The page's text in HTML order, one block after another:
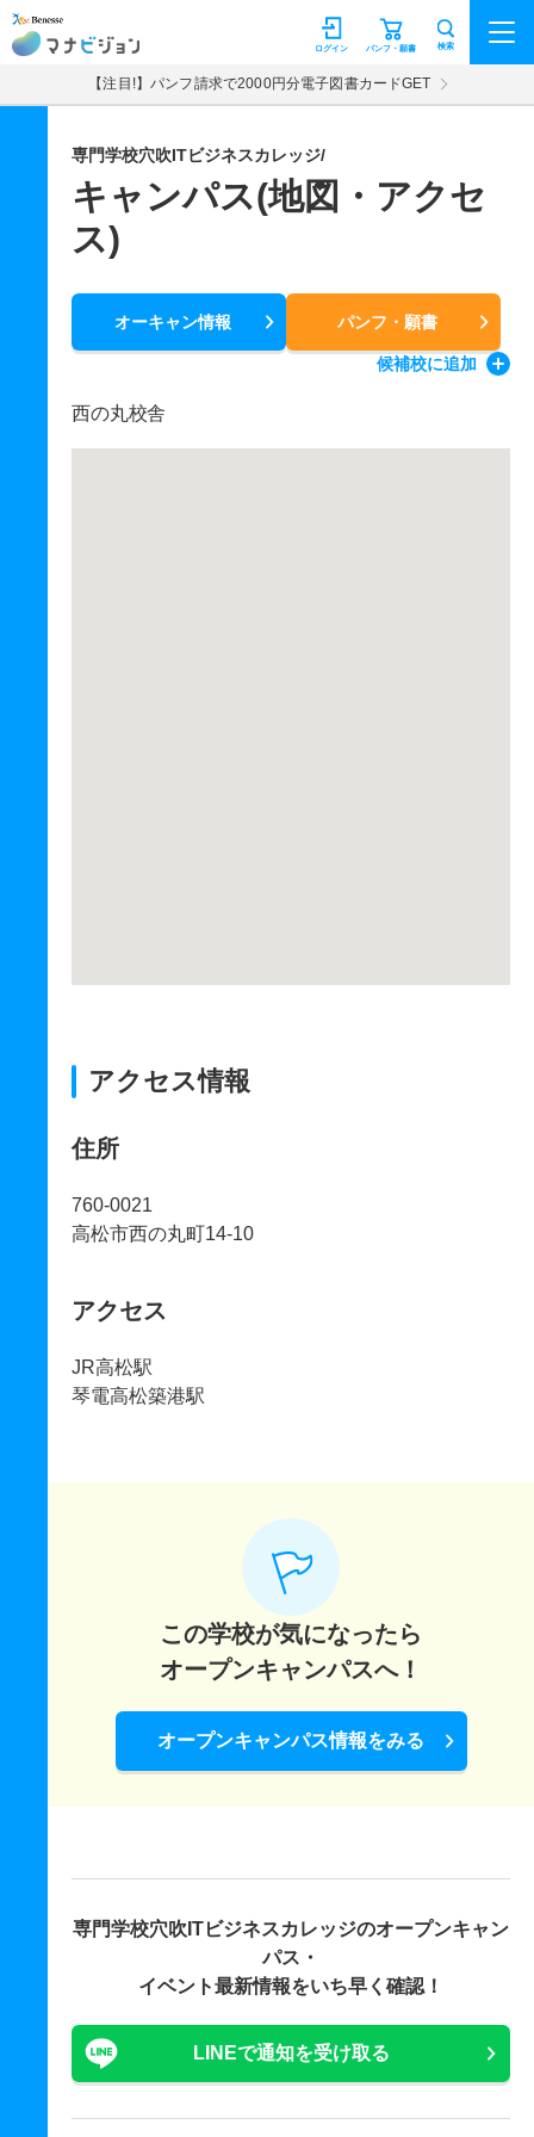
マナビジョン パンフ・願書
ログイン 検索
【注目!】パンフ請求で2000円分電子図書カードGET
専門学校穴吹ITビジネスカレッジ/
キャンパス(地図・アクセ
ス)
オーキャン情報 パンフ・願書
候補校に追加
西の丸校舎
アクセス情報
住所
760-0021
高松市西の丸町14-10
アクセス
JR高松駅
琴電高松築港駅
この学校が気になったら
オープンキャンパスへ！
オープンキャンパス情報をみる
専門学校穴吹ITビジネスカレッジのオープンキャン
パス・
イベント最新情報をいち早く確認！
LINEで通知を受け取る